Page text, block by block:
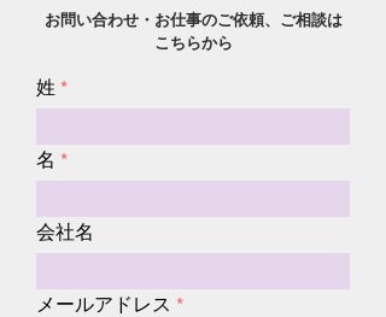
お問い合わせ・お仕事のご依頼、ご相談は
こちらから
姓
名
会社名
メールアドレス